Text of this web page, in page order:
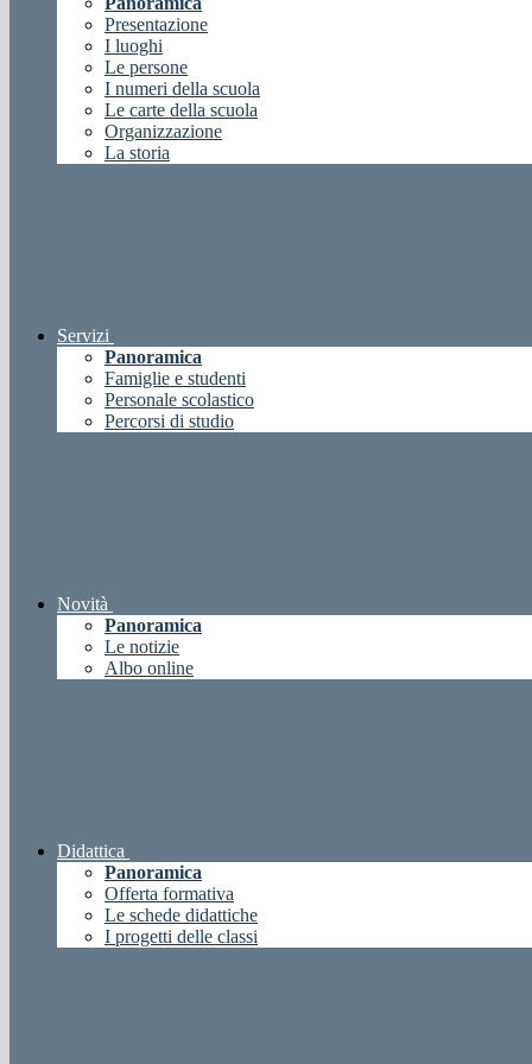
Presentazione
I luoghi
Le persone
I numeri della scuola
Le carte della scuola
Organizzazione
La storia
Servizi
Panoramica
Famiglie e studenti
Personale scolastico
Percorsi di studio
Novità
Panoramica
Le notizie
Albo online
Didattica
Panoramica
Offerta formativa
Le schede didattiche
I progetti delle classi